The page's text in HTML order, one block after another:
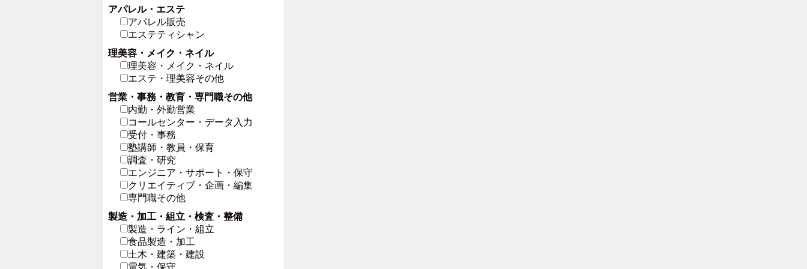
アパレル・エステ
アパレル販売
エステティシャン
理美容・メイク・ネイル
理美容・メイク・ネイル
エステ・理美容その他
営業・事務・教育・専門職その他
内勤・外勤営業
コールセンター・データ入力
受付・事務
塾講師・教員・保育
調査・研究
エンジニア・サポート・保守
クリエイティブ・企画・編集
専門職その他
製造・加工・組立・検査・整備
製造・ライン・組立
食品製造・加工
土木・建築・建設
電気・保守